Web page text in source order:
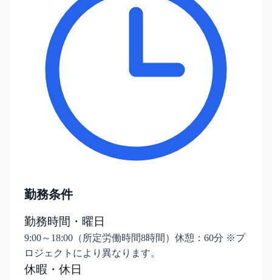
勤務条件
勤務時間・曜日
9:00～18:00（所定労働時間8時間）休憩：60分 ※プ
ロジェクトにより異なります。
休暇・休日